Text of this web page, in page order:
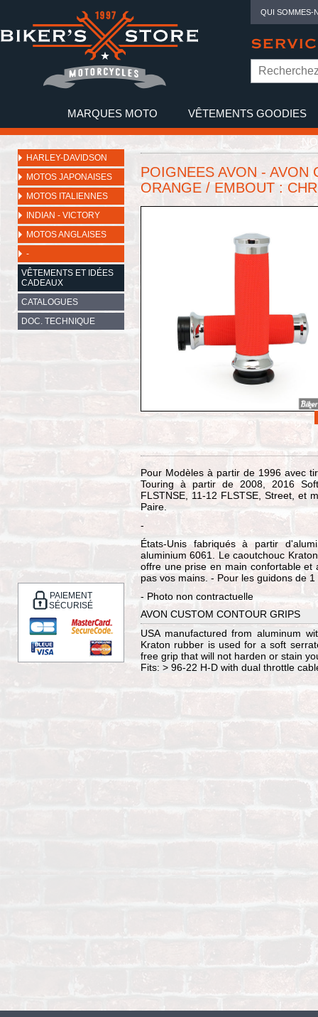
QUI SOMMES-
MARQUES MOTO VÊTEMENTS GOODIES
HARLEY-DAVIDSON
MOTOS JAPONAISES
MOTOS ITALIENNES
INDIAN - VICTORY
MOTOS ANGLAISES
-
VÊTEMENTS ET IDÉES
CADEAUX
CATALOGUES
DOC. TECHNIQUE
PAIEMENT
SÉCURISÉ
POIGNEES AVON - AVON
ORANGE / EMBOUT :
Pour Modèles à partir de 1996 avec
Touring à partir de 2008, 2016
FLSTNSE, 11-12 FLSTSE, Street, et
Paire.
-
États-Unis fabriqués à partir
aluminium 6061. Le caoutchouc
offre une prise en main confortable
pas vos mains. - Pour les guidons de 1
- Photo non contractuelle
AVON CUSTOM CONTOUR GRIPS
USA manufactured from aluminum
Kraton rubber is used for a soft
free grip that will not harden or stain
Fits: > 96-22 H-D with dual throttle